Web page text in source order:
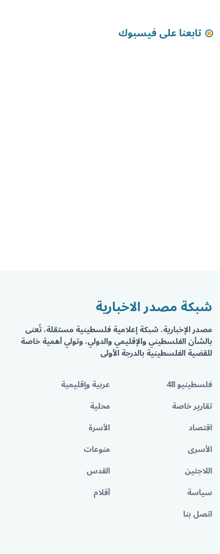
تابعنا على فيسبوك
شبكة مصدر الاخبارية
مصدر الإخبارية، شبكة إعلامية فلسطينية مستقلة، تُعنى
بالشأن الفلسطيني والإقليمي والدولي، وتولي أهمية خاصة
للقضية الفلسطينية بالدرجة الأولى
فلسطينيو 48
عربية وإقليمية
تقارير خاصة
محلية
اقتصاد
الأسرة
الأسرى
منوعات
اللاجئين
القدس
سياسة
أقلام
اتصل بنا